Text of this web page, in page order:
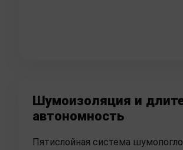
Шумоизоляция и
автономность
Пятислойная система